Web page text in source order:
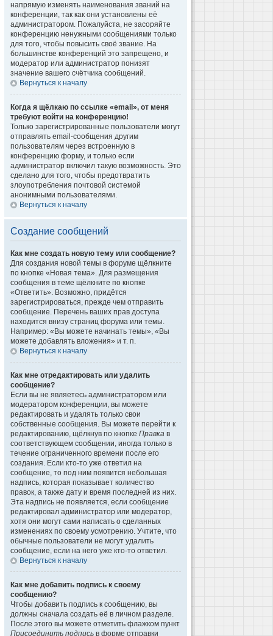
напрямую изменять наименования званий на
конференции, так как они установлены её
администратором. Пожалуйста, не засоряйте
конференцию ненужными сообщениями только
для того, чтобы повысить своё звание. На
большинстве конференций это запрещено, и
модератор или администратор понизят
значение вашего счётчика сообщений.
Вернуться к началу
Когда я щёлкаю по ссылке «email», от меня
требуют войти на конференцию!
Только зарегистрированные пользователи могут
отправлять email-сообщения другим
пользователям через встроенную в
конференцию форму, и только если
администратор включил такую возможность. Это
сделано для того, чтобы предотвратить
злоупотребления почтовой системой
анонимными пользователями.
Вернуться к началу
Создание сообщений
Как мне создать новую тему или сообщение?
Для создания новой темы в форуме щёлкните
по кнопке «Новая тема». Для размещения
сообщения в теме щёлкните по кнопке
«Ответить». Возможно, придётся
зарегистрироваться, прежде чем отправить
сообщение. Перечень ваших прав доступа
находится внизу страниц форума или темы.
Например: «Вы можете начинать темы», «Вы
можете добавлять вложения» и т. п.
Вернуться к началу
Как мне отредактировать или удалить
сообщение?
Если вы не являетесь администратором или
модератором конференции, вы можете
редактировать и удалять только свои
собственные сообщения. Вы можете перейти к
редактированию, щёлкнув по кнопке Правка в
соответствующем сообщении, иногда только в
течение ограниченного времени после его
создания. Если кто-то уже ответил на
сообщение, то под ним появится небольшая
надпись, которая показывает количество
правок, а также дату и время последней из них.
Эта надпись не появляется, если сообщение
редактировал администратор или модератор,
хотя они могут сами написать о сделанных
изменениях по своему усмотрению. Учтите, что
обычные пользователи не могут удалить
сообщение, если на него уже кто-то ответил.
Вернуться к началу
Как мне добавить подпись к своему
сообщению?
Чтобы добавить подпись к сообщению, вы
должны сначала создать её в личном разделе.
После этого вы можете отметить флажком пункт
Присоединить подпись в форме отправки